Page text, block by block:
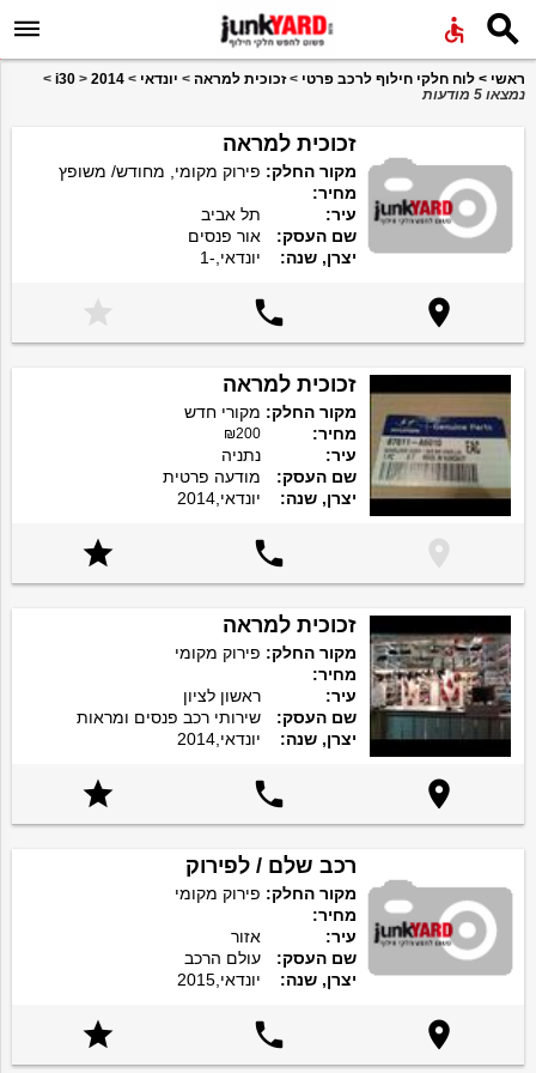
 
ראשי > לוח חלקי חילוף לרכב פרטי >זכוכית למראה > יונדאי >
i30 > 2014
>
נמצאו 5 מודעות
זכוכית למראה
מקור החלק: פירוק מקומי, מחודש/ משופץ
מחיר:
עיר:
תל אביב
שם העסק:
אור פנסים
יצרן, שנה:
יונדאי,-1



זכוכית למראה
מקור החלק: מקורי חדש
מחיר:
₪200
עיר:
נתניה
שם העסק:
מודעה פרטית
יצרן, שנה:
יונדאי,2014



זכוכית למראה
מקור החלק: פירוק מקומי
מחיר:
עיר:
ראשון לציון
שם העסק:
שירותי רכב פנסים ומראות
יצרן, שנה:
יונדאי,2014



רכב שלם / לפירוק
מקור החלק: פירוק מקומי
מחיר:
עיר:
אזור
שם העסק:
עולם הרכב
יצרן, שנה:
יונדאי,2015


